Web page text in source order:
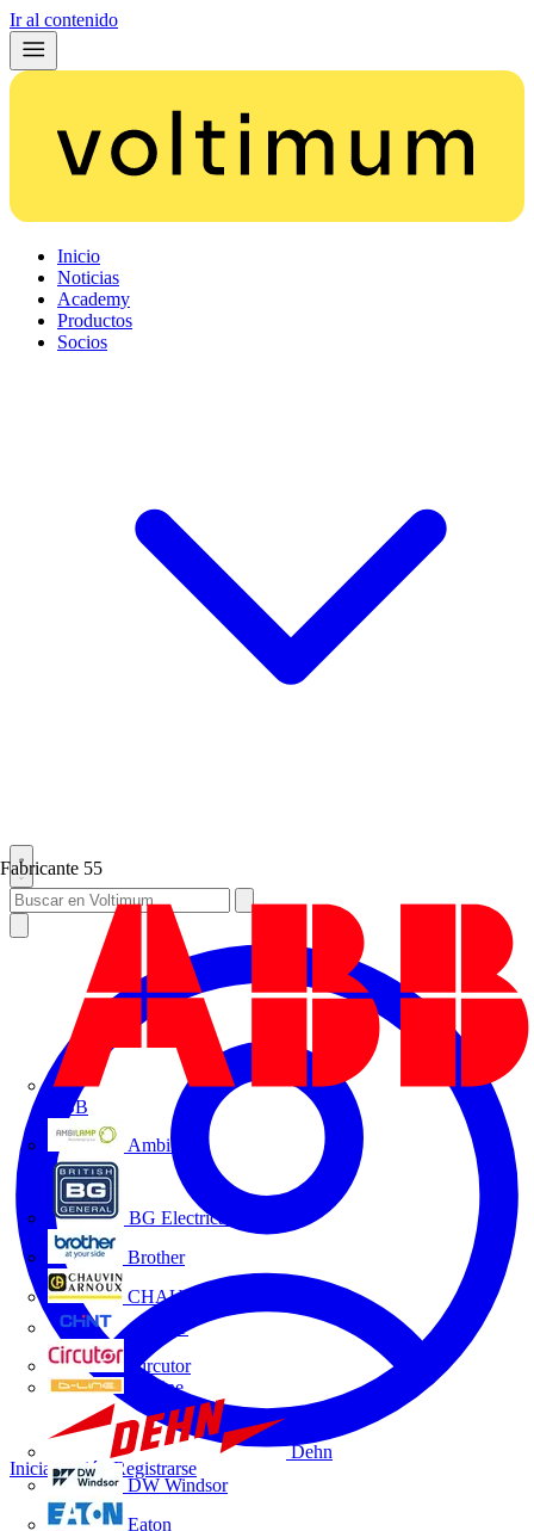
Ir al contenido
Inicio
Noticias
Academy
Productos
Socios
Fabricante 55
ABB
Ambilamp
BG Electrical
Brother
CHAUVIN ARNOUX
CHINT
Circutor
D-Line
Dehn
DW Windsor
Eaton
Iniciar sesión Registrarse